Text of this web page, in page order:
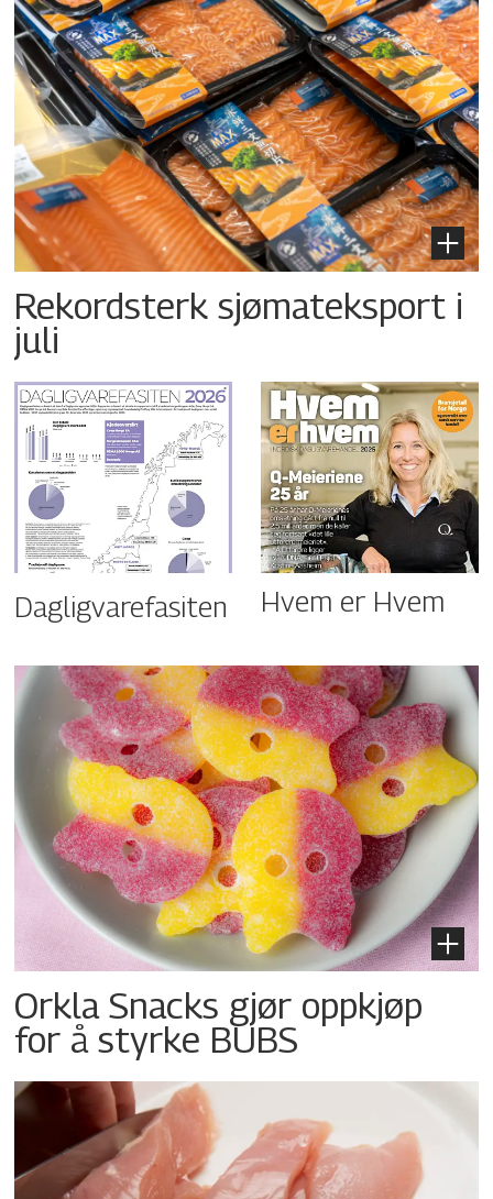
Rekordsterk sjømateksport i
juli
Dagligvarefasiten Hvem er Hvem
Orkla Snacks gjør oppkjøp
for å styrke BUBS